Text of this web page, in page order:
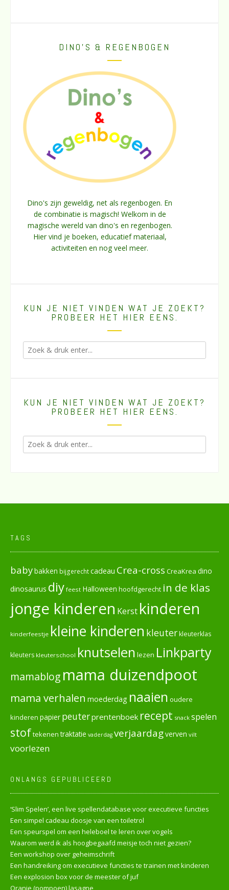
DINO’S & REGENBOGEN
Dino's zijn geweldig, net als regenbogen. En
de combinatie is magisch! Welkom in de
magische wereld van dino's en regenbogen.
Hier vind je boeken, educatief materiaal,
activiteiten en nog veel meer.
KUN JE NIET VINDEN WAT JE ZOEKT?
PROBEER HET HIER EENS.
KUN JE NIET VINDEN WAT JE ZOEKT?
PROBEER HET HIER EENS.
TAGS
babybakken bijgerechtcadeau Crea-cross CreaKrea dino
dinosaurus diy feest Halloween hoofdgerecht in de klas
jonge kinderen Kerst kinderen
kinderfeestje kleine kinderen kleuterkleuterklas
kleuters kleuterschool knutselen lezen Linkparty
mamablog mama duizendpoot
mama verhalen moederdag naaien oudere
kinderen papier peuterprentenboek recept snack spelen
stoftekenen traktatie vaderdag verjaardagverven vilt
voorlezen
ONLANGS GEPUBLICEERD
‘Slim Spelen’, een live spellendatabase voor executieve functies
Een simpel cadeau doosje van een toiletrol
Een speurspel om een heleboel te leren over vogels
Waarom werd ik als hoogbegaafd meisje toch niet gezien?
Een workshop over geheimschrift
Een handreiking om executieve functies te trainen met kinderen
Een explosion box voor de meester of juf
Oranje (pompoen) lasagne